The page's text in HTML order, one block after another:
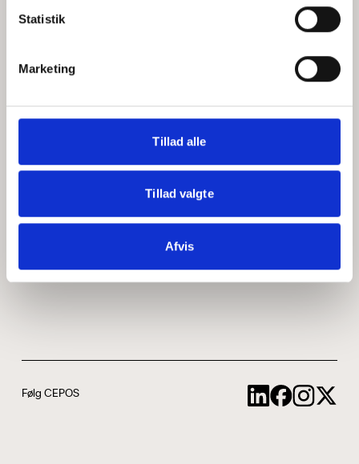
Statistik
Marketing
Tillad alle
Tillad valgte
Afvis
Hvem er CEPOS
Medarbejdere
ABCepos
Podcast
Følg CEPOS